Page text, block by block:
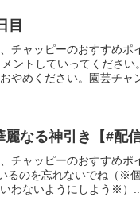
目
チャッピーのおすすめポ
ントしていってください
やめください。園芸チャ
なる神引き【#配
チャッピーのおすすめポ
るのを忘れないでね（※
わないようにしよう※）